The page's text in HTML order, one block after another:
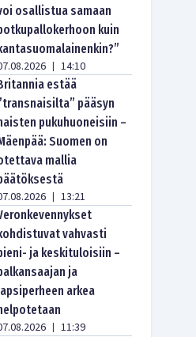
osallistua samaan
kuin
| 14:10
estää
pääsyn
pukuhuoneisiin –
Suomen on
mallia
| 13:21
vahvasti
ja keskituloisiin –
ja
arkea
| 11:39